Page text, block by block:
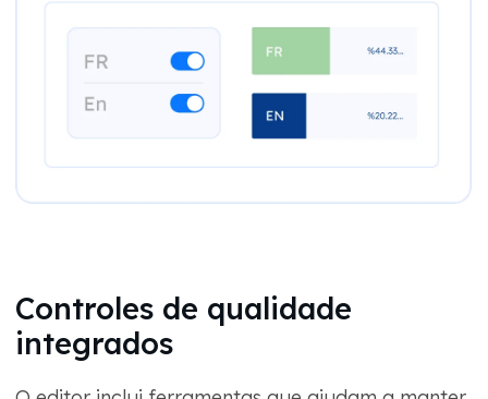
Controles de qualidade
integrados